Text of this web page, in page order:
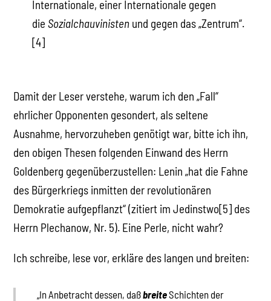
Internationale, einer Internationale gegen
die Sozialchauvinistenund gegen das „Zentrum“.
[4]
Damit der Leser verstehe, warum ich den „Fall“
ehrlicher Opponenten gesondert, als seltene
Ausnahme, hervorzuheben genötigt war, bitte ich ihn,
den obigen Thesen folgenden Einwand des Herrn
Goldenberg gegenüberzustellen: Lenin „hat die Fahne
des Bürgerkriegs inmitten der revolutionären
Demokratie aufgepflanzt“ (zitiert im Jedinstwo[5] des
Herrn Plechanow, Nr. 5). Eine Perle, nicht wahr?
Ich schreibe, lese vor, erkläre des langen und breiten:
„In Anbetracht dessen, daßbreiteSchichten der